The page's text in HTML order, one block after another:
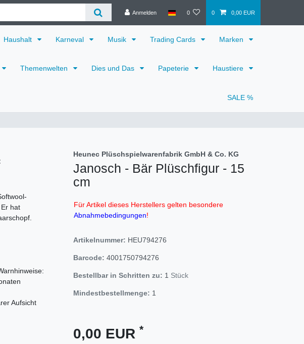
Anmelden 0 0 0,00 EUR
Haushalt Karneval Musik Trading Cards Marken
Themenwelten Dies und Das Papeterie Haustiere
SALE %
hat
Aufsicht
Heunec Plüschspielwarenfabrik GmbH & Co. KG
Janosch - Bär Plüschfigur - 15
cm
Für Artikel dieses Herstellers gelten besondere
Abnahmebedingungen!
Artikelnummer: HEU794276
Barcode: 4001750794276
Bestellbar in Schritten zu: 1 Stück
Mindestbestellmenge: 1
0,00 EUR *